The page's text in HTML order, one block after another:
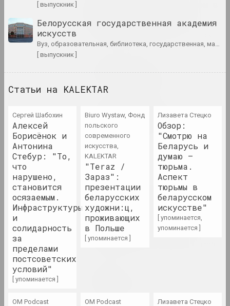
1980–1990-х годов
Птушкі з народам
Фотоархива VEHA
2023. групповой проект, зарубежное событие
Сияние сквозь
2023. выставка
То, что нарушено,
становится осязаемым.
Инфраструктуры и
солидарность за пределами
постсоветских условий
[ выпускник ]
Белорусская государственная академия
искусств
вуз, образовательная, библиотека, государственная, мастерская
[ выпускник ]
Статьи на KALEKTAR
Сергей Шабохин
Алексей
Борисёнок и
Антонина
Стебур: "То,
что
нарушено,
становится
осязаемым.
Инфраструктуры
и
солидарность
за
пределами
постсоветских
условий"
[ упоминается ]
Biuro Wystaw, Фонд
польского
современного
искусства,
KALEKTAR
"Teraz /
Зараз":
презентации
беларусских
художни:ц,
проживающих
в Польше
[ упоминается ]
Лизавета Стецко
Обзор:
"Смотрю на
Беларусь и
думаю –
тюрьма.
Аспект
тюрьмы в
беларусском
искусстве"
[ упоминается,
упоминается ]
OM Podcast OM Podcast Лизавета Стецко